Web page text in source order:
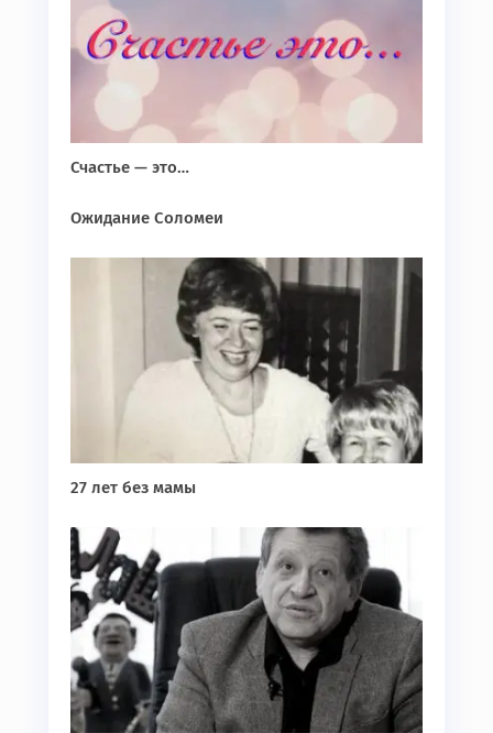
Счастье — это…
Ожидание Соломеи
27 лет без мамы